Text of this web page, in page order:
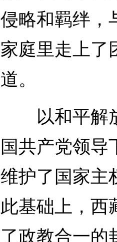
侵略和羁绊，
家庭里走上了
道。
以和平解放
国共产党领导
维护了国家主
此基础上，西
了政教合一的